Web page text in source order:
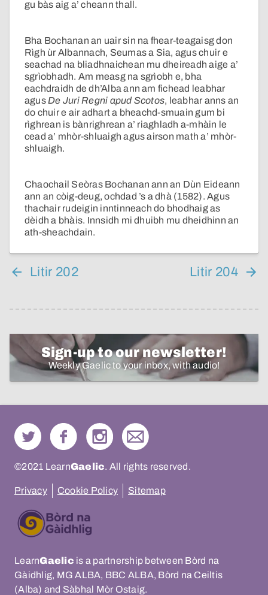
gu bàs aig a’ cheann thall.
Bha Bochanan an uair sin na fhear-teagaisg don
Rìgh ùr Albannach, Seumas a Sia, agus chuir e
seachad na bliadhnaichean mu dheireadh aige a’
sgrìobhadh. Am measg na sgrìobh e, bha
eachdraidh de dh’Alba ann am fichead leabhar
agusDe Juri Regni apud Scotos, leabhar anns an
do chuir e air adhart a bheachd-smuain gum bi
rìghrean is bànrighrean a’ riaghladh a-mhàin le
cead a’ mhòr-shluaigh agus airson math a’ mhòr-
shluaigh.
Chaochail Seòras Bochanan ann an Dùn Eideann
ann an còig-deug, ochdad ’s a dhà (1582). Agus
thachair rudeigin inntinneach do bhodhaig as
dèidh a bhàis. Innsidh mi dhuibh mu dheidhinn an
ath-sheachdain.
Litir 202 Litir 204
Sign-up to our newsletter!
Weekly Gaelic to your inbox, with audio!
©2021 LearnGaelic. All rights reserved.
Privacy Cookie Policy Sitemap
LearnGaelic is a partnership between Bòrd na
Gàidhlig, MG ALBA, BBC ALBA, Bòrd na Ceiltis
(Alba) and Sàbhal Mòr Ostaig.